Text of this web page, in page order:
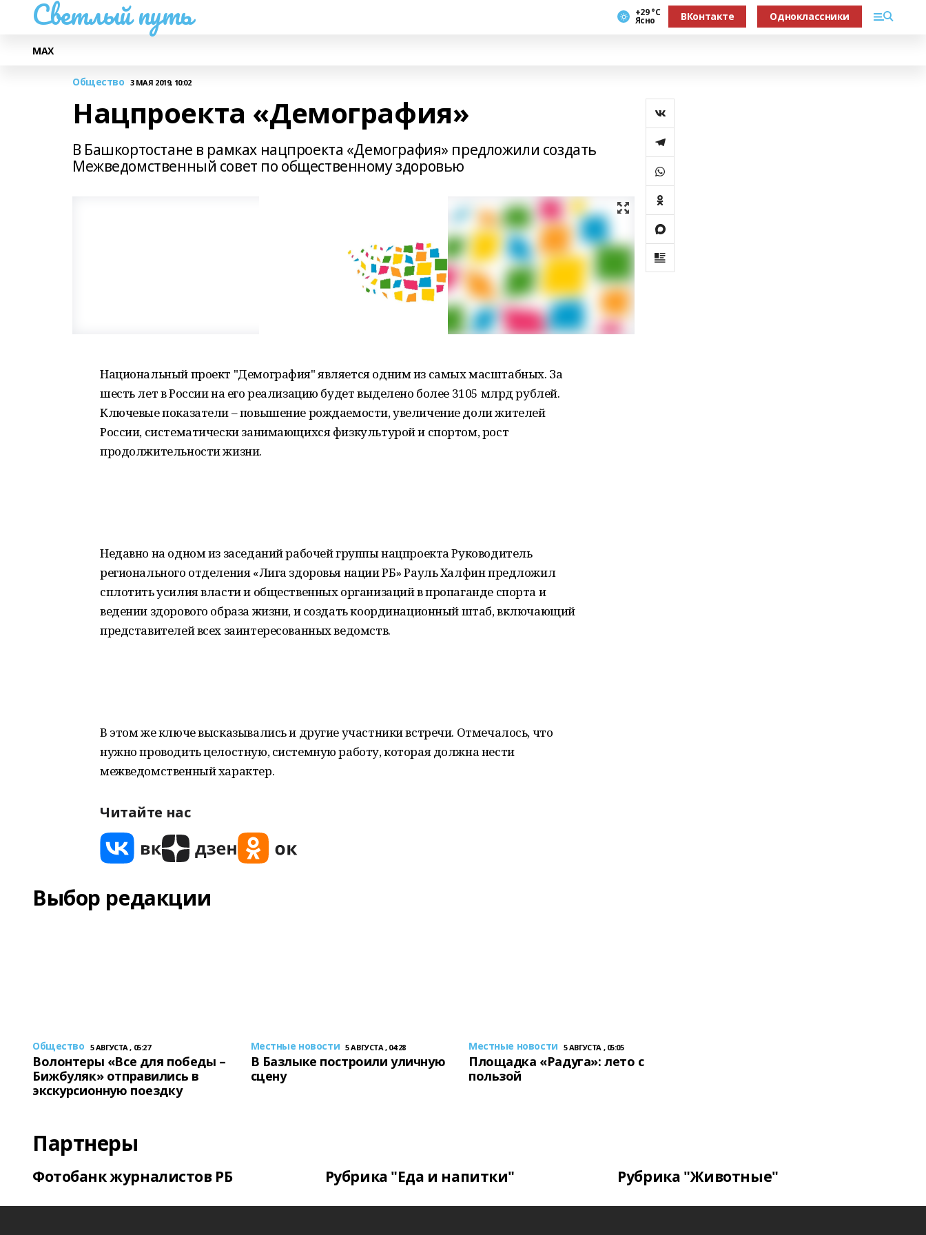
Светлый путь +29 °С
Ясно ВКонтакте Одноклассники
МАХ
Общество 3 МАЯ 2019, 10:02
Нацпроекта «Демография»
В Башкортостане в рамках нацпроекта «Демография» предложили создать
Межведомственный совет по общественному здоровью
Национальный проект "Демография" является одним из самых масштабных. За
шесть лет в России на его реализацию будет выделено более 3105 млрд рублей.
Ключевые показатели – повышение рождаемости, увеличение доли жителей
России, систематически занимающихся физкультурой и спортом, рост
продолжительности жизни.
Недавно на одном из заседаний рабочей группы нацпроекта Руководитель
регионального отделения «Лига здоровья нации РБ» Рауль Халфин предложил
сплотить усилия власти и общественных организаций в пропаганде спорта и
ведении здорового образа жизни, и создать координационный штаб, включающий
представителей всех заинтересованных ведомств.
В этом же ключе высказывались и другие участники встречи. Отмечалось, что
нужно проводить целостную, системную работу, которая должна нести
межведомственный характер.
Читайте нас
Выбор редакции
Общество 5 АВГУСТА , 05:27
Волонтеры «Все для победы –
Бижбуляк» отправились в
экскурсионную поездку
Местные новости 5 АВГУСТА , 04:28
В Базлыке построили уличную
сцену
Местные новости 5 АВГУСТА , 05:05
Площадка «Радуга»: лето с
пользой
Партнеры
Фотобанк журналистов РБ Рубрика "Еда и напитки" Рубрика "Животные"